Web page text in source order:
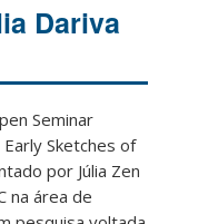
Dariva
Seminar
Sketches of
por Júlia Zen
na área de